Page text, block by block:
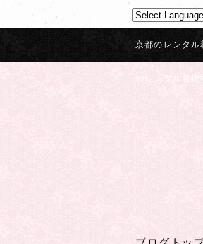
京都のレンタ
のレンタル着物